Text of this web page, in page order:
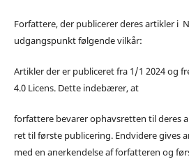
Forfattere, der publicerer deres artikler i
udgangspunkt følgende vilkår:
Artikler der er publiceret fra 1/1 2024 og
4.0 Licens. Dette indebærer, at
forfattere bevarer ophavsretten til deres
ret til første publicering. Endvidere gives
med en anerkendelse af forfatteren og